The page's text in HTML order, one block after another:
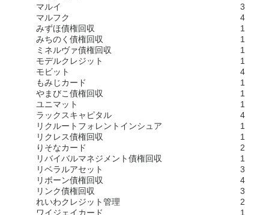
マルイ
3
マルフク
4
みずほ債権回収
1
みちのく債権回収
1
ミネルヴァ債権回収
1
モデルクレジット
1
モビット
4
もみじカード
1
やまびこ債権回収
1
ユニマット
1
ラックスキャピタル
4
リクルートフォレントインシュア
1
リクレス債権回収
1
りそなカード
2
リバイバルマネジメント債権回収
1
リベラルアセット
3
リボーン債権回収
4
リンク債権回収
3
れいわクレジット管理
2
ワイジェイカード
1